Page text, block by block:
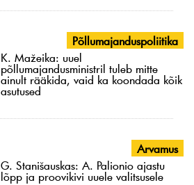
Põllumajanduspoliitika
K. Mažeika: uuel
põllumajandusministril tuleb mitte
ainult rääkida, vaid ka koondada kõik
asutused
Arvamus
G. Stanišauskas: A. Palionio ajastu
lõpp ja proovikivi uuele valitsusele